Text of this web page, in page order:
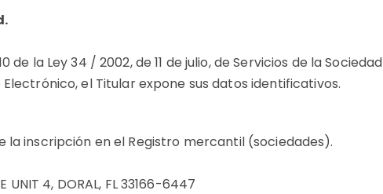
la Ley 34 / 2002, de 11 de julio, de Servicios de la Sociedad
el Titular expone sus datos identificativos.
la inscripción en el Registro mercantil (sociedades).
UNIT 4, DORAL, FL 33166-6447